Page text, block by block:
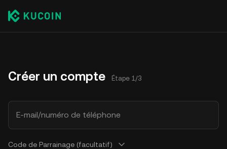
Créer un compte Étape 1/3
E-mail/numéro de téléphone
Code de Parrainage (facultatif)